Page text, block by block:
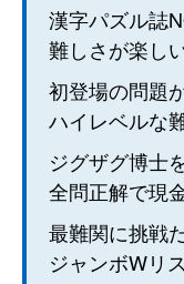
漢字パズル誌
難しさが楽し
初登場の問題
ハイレベルな
ジグザグ博士
全問正解で現
最難関に挑戦
ジャンボWリ